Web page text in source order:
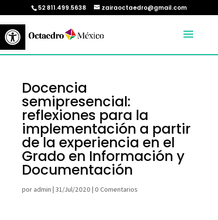
Abrir barra de herramientas
52 811.499.5638 zairaoctaedro@gmail.com
Docencia
semipresencial:
reflexiones para la
implementación a partir
de la experiencia en el
Grado en Información y
Documentación
por admin | 31/Jul/2020 | 0 Comentarios